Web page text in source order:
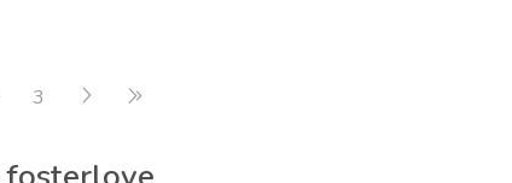
3 Siguiente